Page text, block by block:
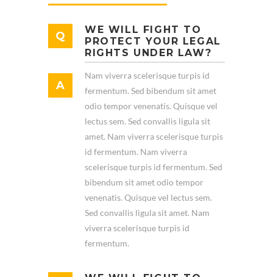
WE WILL FIGHT TO
PROTECT YOUR LEGAL
RIGHTS UNDER LAW?
Nam viverra scelerisque turpis id
fermentum. Sed bibendum sit amet
odio tempor venenatis. Quisque vel
lectus sem. Sed convallis ligula sit
amet. Nam viverra scelerisque turpis
id fermentum. Nam viverra
scelerisque turpis id fermentum. Sed
bibendum sit amet odio tempor
venenatis. Quisque vel lectus sem.
Sed convallis ligula sit amet. Nam
viverra scelerisque turpis id
fermentum.